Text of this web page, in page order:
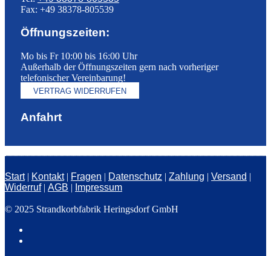
Fax: +49 38378-805539
Öffnungszeiten:
Mo bis Fr 10:00 bis 16:00 Uhr
Außerhalb der Öffnungszeiten gern nach vorheriger
telefonischer Vereinbarung!
VERTRAG WIDERRUFEN
Anfahrt
Start| Kontakt| Fragen Datenschutz Zahlung Versand
Widerruf| AGB Impressum
© 2025 Strandkorbfabrik Heringsdorf GmbH